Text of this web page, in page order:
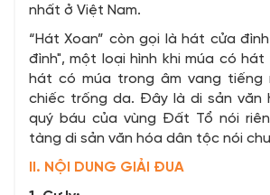
nhất ở Việt Nam.
“Hát Xoan” còn gọi là hát cửa
đình", một loại hình khi múa có hát
hát có múa trong âm vang tiếng
chiếc trống da. Đây là di sản văn
quý báu của vùng Đất Tổ nói
tàng di sản văn hóa dân tộc nói
II. NỘI DUNG GIẢI ĐUA